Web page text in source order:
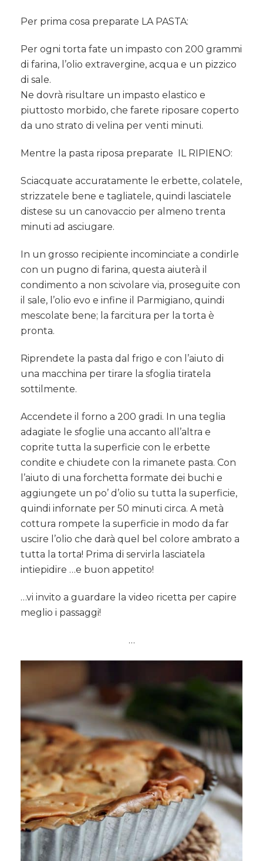
Per prima cosa preparate LA PASTA:
Per ogni torta fate un impasto con 200 grammi
di farina, l’olio extravergine, acqua e un pizzico
di sale.
Ne dovrà risultare un impasto elastico e
piuttosto morbido, che farete riposare coperto
da uno strato di velina per venti minuti.
Mentre la pasta riposa preparate IL RIPIENO:
Sciacquate accuratamente le erbette, colatele,
strizzatele bene e tagliatele, quindi lasciatele
distese su un canovaccio per almeno trenta
minuti ad asciugare.
In un grosso recipiente incominciate a condirle
con un pugno di farina, questa aiuterà il
condimento a non scivolare via, proseguite con
il sale, l’olio evo e infine il Parmigiano, quindi
mescolate bene; la farcitura per la torta è
pronta.
Riprendete la pasta dal frigo e con l’aiuto di
una macchina per tirare la sfoglia tiratela
sottilmente.
Accendete il forno a 200 gradi. In una teglia
adagiate le sfoglie una accanto all’altra e
coprite tutta la superficie con le erbette
condite e chiudete con la rimanete pasta. Con
l’aiuto di una forchetta formate dei buchi e
aggiungete un po’ d’olio su tutta la superficie,
quindi infornate per 50 minuti circa. A metà
cottura rompete la superficie in modo da far
uscire l’olio che darà quel bel colore ambrato a
tutta la torta! Prima di servirla lasciatela
intiepidire …e buon appetito!
…vi invito a guardare la video ricetta per capire
meglio i passaggi!
…